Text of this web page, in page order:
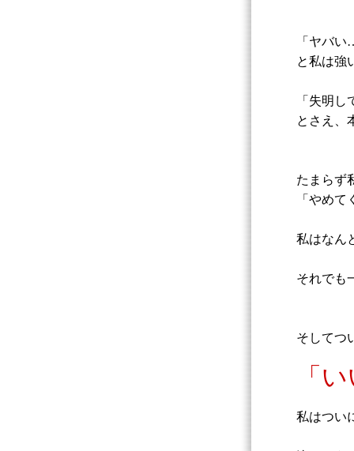
「ヤバ
と私は強
「失明
とさえ、
たまらず
「やめ
私はなん
それでも
そしてつ
「
私はつい